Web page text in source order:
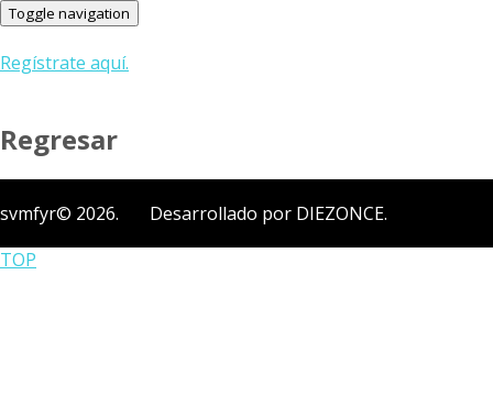
Toggle navigation
Regístrate aquí.
Regresar
svmfyr© 2026. Desarrollado por DIEZONCE.
TOP